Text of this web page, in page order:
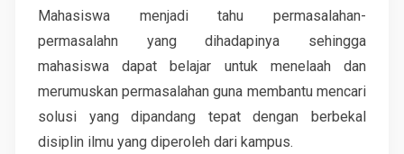
Mahasiswa menjadi tahu permasalahan-
permasalahn yang dihadapinya sehingga
mahasiswa dapat belajar untuk menelaah dan
merumuskan permasalahan guna membantu mencari
solusi yang dipandang tepat dengan berbekal
disiplin ilmu yang diperoleh dari kampus.